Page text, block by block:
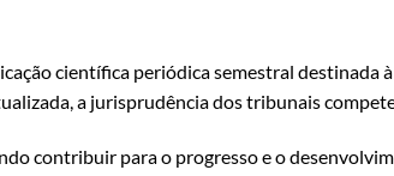
científica periódica semestral destinada
a jurisprudência dos tribunais
contribuir para o progresso e o